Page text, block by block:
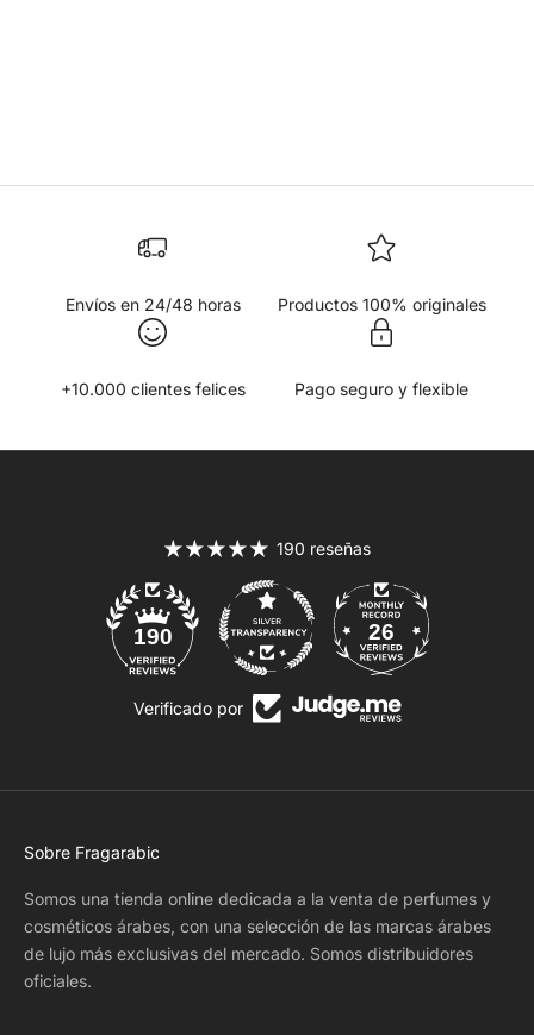
Envíos en 24/48 horas Productos 100% originales
+10.000 clientes felices Pago seguro y flexible
190 reseñas
190 26
Verificado por
Sobre Fragarabic
Somos una tienda online dedicada a la venta de perfumes y
cosméticos árabes, con una selección de las marcas árabes
de lujo más exclusivas del mercado. Somos distribuidores
oficiales.